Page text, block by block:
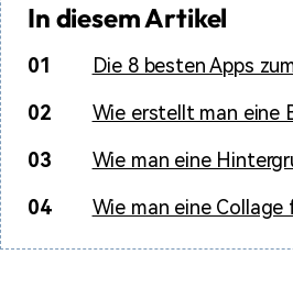
In diesem Artikel
01 Die 8 besten Apps
02 Wie erstellt man eine
03 Wie man eine
04 Wie man eine